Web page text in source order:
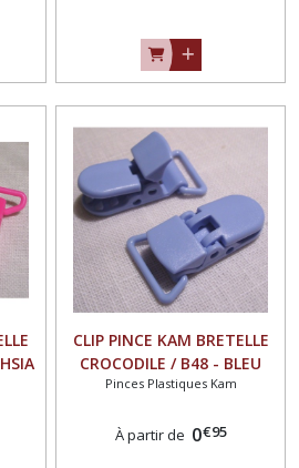
CLIP PINCE KAM BRETELLE
CROCODILE / B48 - BLEU
PORCELAINE ** au choix : 20
TÉTINE PLASTIQUE
Pinces Plastiques Kam
À partir de 0€95